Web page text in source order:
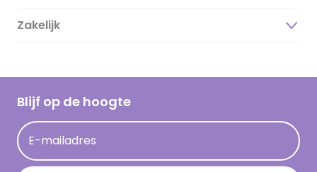
Duurzaamheid
Hallmark Kaartclub
Acties
Persberichten
Magazine
Cadeau inspiratie
Kaartinspiratie
Zakelijk
Blijf op de hoogte
E-mailadres